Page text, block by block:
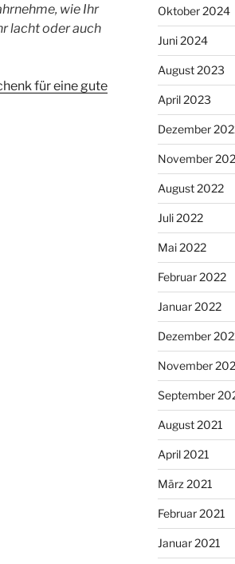
wie Ihr
lacht oder auch
für eine gute
Oktober 2024
Juni 2024
August 2023
April 2023
Dezember
November
August 2022
Juli 2022
Mai 2022
Februar 2022
Januar 2022
Dezember
November
September
August 2021
April 2021
März 2021
Februar 2021
Januar 2021